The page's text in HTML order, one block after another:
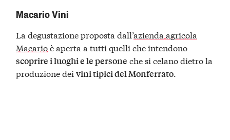
Macario Vini
La degustazione proposta dall’azienda agricola
Macarioè aperta a tutti quelli che intendono
scoprire i luoghi e le persone che si celano dietro la
produzione deivini tipici del Monferrato